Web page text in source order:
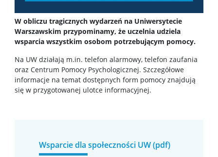
Dziekanat ds. studenckich
Studia I stopnia
Studia II stopnia
Minigranty
Dyżury wykładowców
W obliczu tragicznych wydarzeń na Uniwersytecie
Warszawskim przypominamy, że uczelnia udziela
wsparcia wszystkim osobom potrzebującym pomocy.
Na UW działają m.in. telefon alarmowy, telefon zaufania
oraz Centrum Pomocy Psychologicznej. Szczegółowe
informacje na temat dostępnych form pomocy znajdują
się w przygotowanej ulotce informacyjnej.
Wsparcie dla społeczności UW (pdf)